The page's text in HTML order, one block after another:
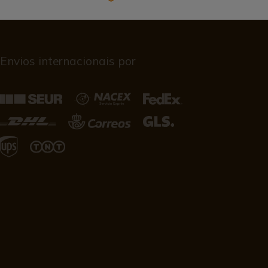
Envios internacionais por